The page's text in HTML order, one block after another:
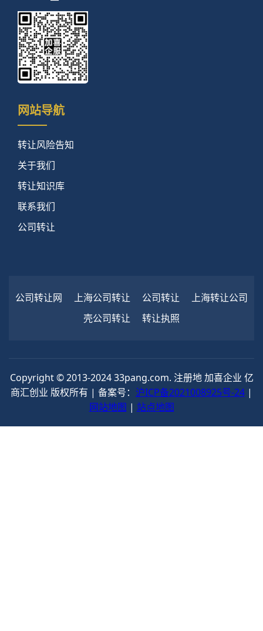
网站导航
转让风险告知
关于我们
转让知识库
联系我们
公司转让
公司转让网 上海公司转让 公司转让
上海转让公司
壳公司转让
转让执照
Copyright © 2013-2024 33pang.com. 注册地 加喜企业 亿
商汇创业 版权所有 | 备案号： 沪ICP备2021008925号-24 |
网站地图 | 站点地图